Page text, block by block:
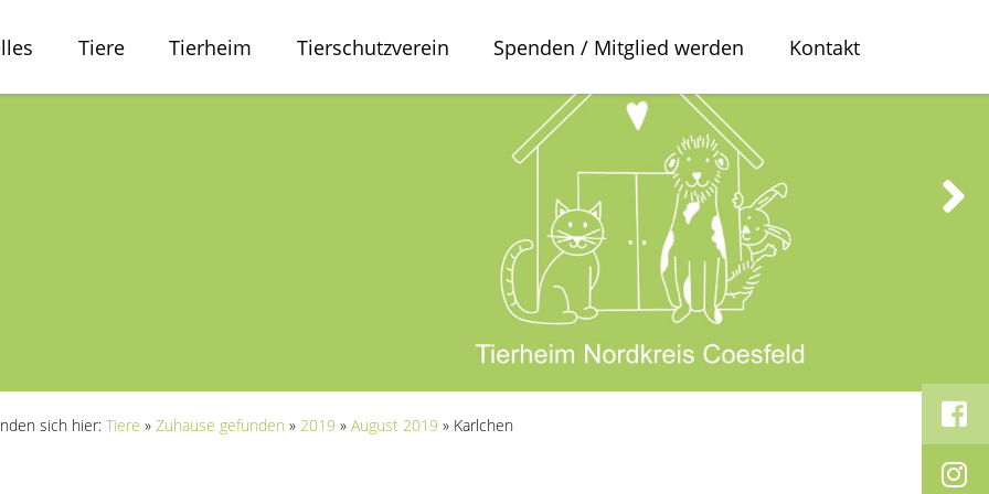
Tiere Tierheim Tierschutzverein Spenden / Mitglied werden Kontakt
sich hier: Tiere » Zuhause gefunden » 2019 » August 2019 » Karlchen